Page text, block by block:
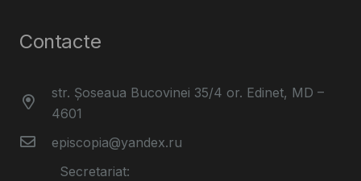
Contacte
str. Șoseaua Bucovinei 35/4 or. Edinet, MD –
4601
episcopia@yandex.ru
Secretariat: